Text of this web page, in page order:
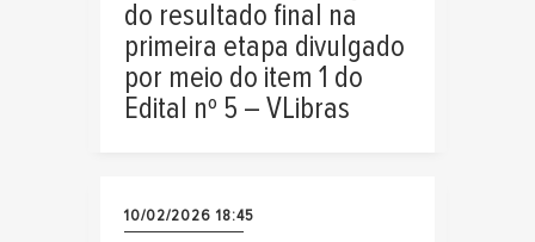
do resultado final na
primeira etapa divulgado
por meio do item 1 do
Edital nº 5 – VLibras
10/02/2026 18:45